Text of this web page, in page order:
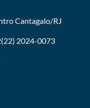
Cantagalo/RJ
(22) 2024-0073